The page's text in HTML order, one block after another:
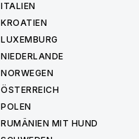
ITALIEN
KROATIEN
LUXEMBURG
NIEDERLANDE
NORWEGEN
ÖSTERREICH
POLEN
RUMÄNIEN MIT HUND